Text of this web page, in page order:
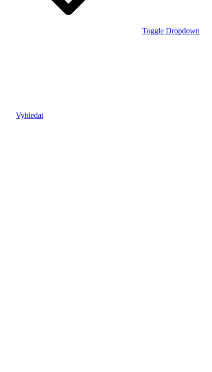
Toggle Dropdown
Vyhledat